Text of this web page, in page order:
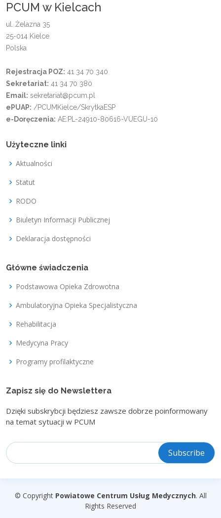
PCUM w Kielcach
ul. Żelazna 35
25-014 Kielce
Polska
Rejestracja POZ: 41 34 70 340
Sekretariat: 41 34 70 380
Email: sekretariat@pcum.pl
ePUAP: /PCUMKielce/SkrytkaESP
e-Doręczenia: AE:PL-24910-80616-VUEGU-10
Użyteczne linki
Aktualności
Statut
RODO
Biuletyn Informacji Publicznej
Deklaracja dostępności
Główne świadczenia
Podstawowa Opieka Zdrowotna
Ambulatoryjna Opieka Specjalistyczna
Rehabilitacja
Medycyna Pracy
Programy profilaktyczne
Zapisz się do Newslettera
Dzięki subskrybcji będziesz zawsze dobrze poinformowany
na temat sytuacji w PCUM
© Copyright Powiatowe Centrum Usług Medycznych. All
Rights Reserved